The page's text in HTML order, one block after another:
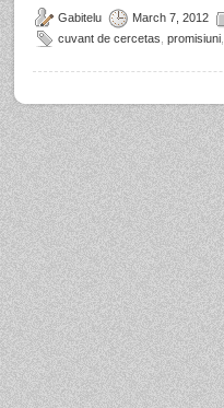
Gabitelu March 7, 2012
cuvant de cercetas promisiuni